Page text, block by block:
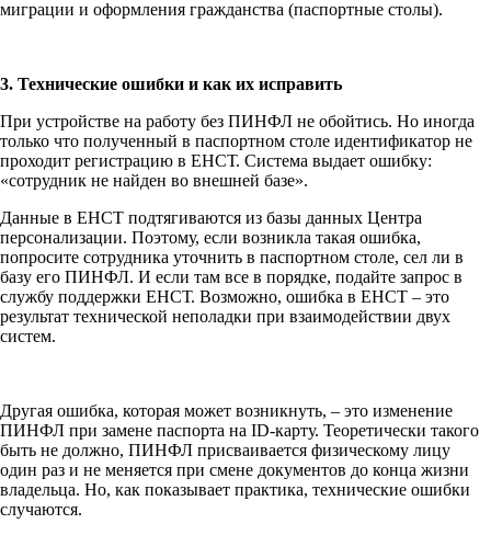
миграции и оформления гражданства (паспортные столы).
3. Технические ошибки и как их исправить
При устройстве на работу без ПИНФЛ не обойтись. Но иногда
только что полученный в паспортном столе идентификатор не
проходит регистрацию в ЕНСТ. Система выдает ошибку:
«сотрудник не найден во внешней базе».
Данные в ЕНСТ подтягиваются из базы данных Центра
персонализации. Поэтому, если возникла такая ошибка,
попросите сотрудника уточнить в паспортном столе, сел ли в
базу его ПИНФЛ. И если там все в порядке, подайте запрос в
службу поддержки ЕНСТ. Возможно, ошибка в ЕНСТ – это
результат технической неполадки при взаимодействии двух
систем.
Другая ошибка, которая может возникнуть, – это изменение
ПИНФЛ при замене паспорта на ID-карту. Теоретически такого
быть не должно, ПИНФЛ присваивается физическому лицу
один раз и не меняется при смене документов до конца жизни
владельца. Но, как показывает практика, технические ошибки
случаются.